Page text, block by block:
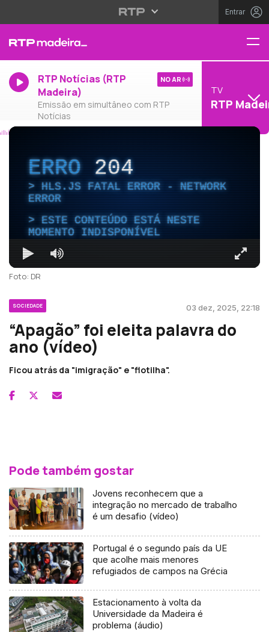
Entrar
RTP Notícias (RTP
Madeira)
Emissão em simultâneo com RTP
Notícias
NO AR
TV
RTP
ERRO204
HLS.JS FATAL ERROR - NETWORK
ERROR
ESTE CONTEÚDO ESTÁ NESTE
MOMENTO INDISPONÍVEL
Foto: DR
SOCIEDADE 03 dez, 2025, 22:18
“Apagão” foi eleita palavra do
ano (vídeo)
Ficou atrás da "imigração" e "flotilha".
Pode também gostar
Jovens reconhecem que a
integração no mercado de trabalho
é um desafio (vídeo)
Portugal é o segundo país da UE
que acolhe mais menores
refugiados de campos na Grécia
Estacionamento à volta da
Universidade da Madeira é
problema (áudio)